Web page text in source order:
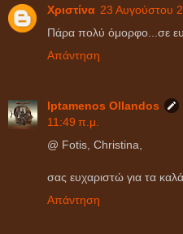
Χριστίνα 23 Αυγούστου
Πάρα πολύ όμορφο...σε
Απάντηση
Iptamenos Ollandos
11:49 π.μ.
@ Fotis, Christina,
σας ευχαριστώ για τα
Απάντηση